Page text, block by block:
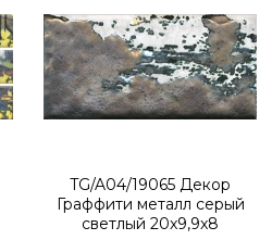
TG/A04/19065 Декор
Граффити металл серый
светлый 20x9,9x8